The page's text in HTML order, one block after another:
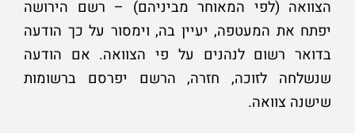
הצוואה (לפי המאוחר מביניהם) – רשם הירושה
יפתח את המעטפה, יעיין בה, וימסור על כך הודעה
בדואר רשום לנהנים על פי הצוואה. אם הודעה
שנשלחה לזוכה, חזרה, הרשם יפרסם ברשומות
שישנה צוואה.